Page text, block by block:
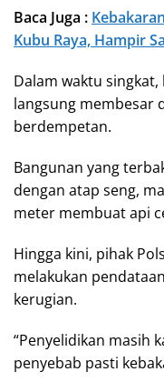
Baca Juga :
Kubu Raya, Hampir
Dalam waktu
langsung membesar
berdempetan.
Bangunan yang
dengan atap seng,
meter membuat api
Hingga kini, pihak
melakukan
kerugian.
“Penyelidikan masih
penyebab pasti